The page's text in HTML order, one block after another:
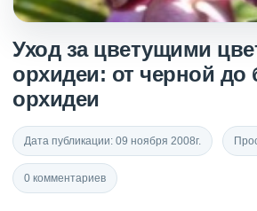
Уход за цветущими
орхидеи: от черной до
орхидеи
Дата публикации: 09 ноября 2008г.
0 комментариев